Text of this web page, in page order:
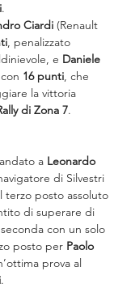
.
Ciardi (Renault
, penalizzato
e Daniele
16 punti, che
la vittoria
di Zona 7.
a Leonardo
di Silvestri
terzo posto assoluto
di superare di
con un solo
posto per Paolo
prova al
.